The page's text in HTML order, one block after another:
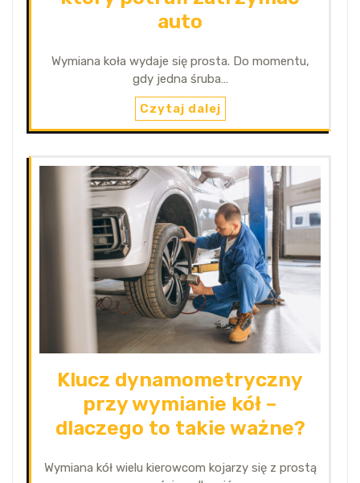
auto
Wymiana koła wydaje się prosta. Do momentu,
gdy jedna śruba…
Czytaj dalej
Klucz dynamometryczny
przy wymianie kół –
dlaczego to takie ważne?
Wymiana kół wielu kierowcom kojarzy się z prostą